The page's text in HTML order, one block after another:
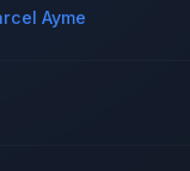
Ayme